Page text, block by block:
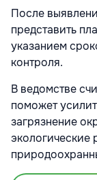
После
представить
указанием
контроля.
В ведомстве
поможет
загрязнение
экологические